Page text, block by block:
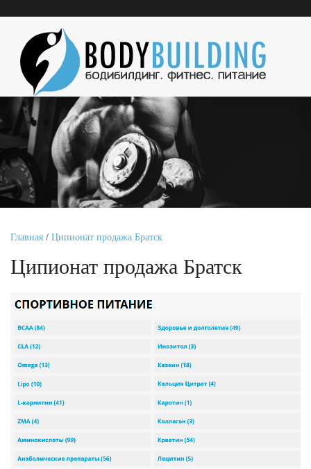
Главная / Ципионат продажа Братск
Ципионат продажа Братск